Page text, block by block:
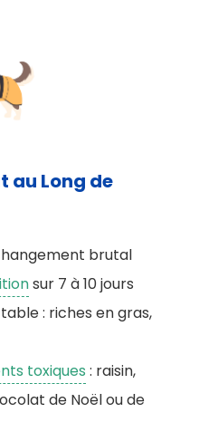
au Long de
brutal
sur 7 à 10 jours
: riches en gras,
toxiques : raisin,
de Noël ou de